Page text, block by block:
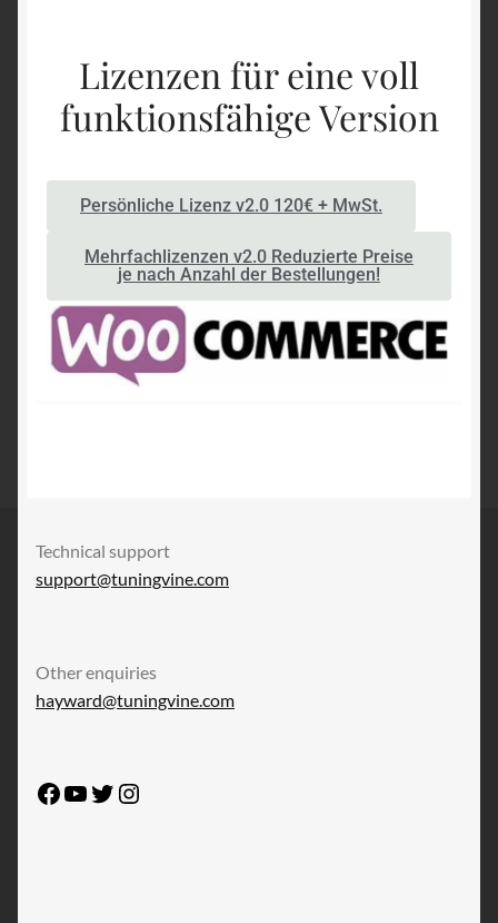
Lizenzen für eine voll
funktionsfähige Version
Persönliche Lizenz v2.0 120€ + MwSt.
Mehrfachlizenzen v2.0 Reduzierte Preise
je nach Anzahl der Bestellungen!
Technical support
support@tuningvine.com
Other enquiries
hayward@tuningvine.com